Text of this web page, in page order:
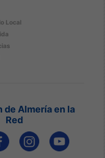
Local
de Almería en la
Red